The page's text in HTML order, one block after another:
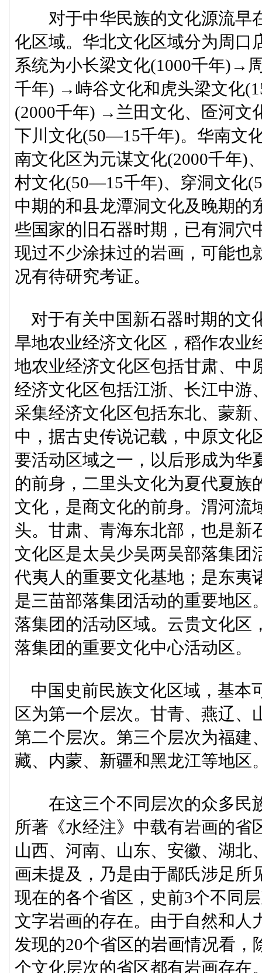
对于中华民族的文化源流早
化区域。华北文化区域分为周口
系统为小长梁文化(1000千年)→
千年) →峙谷文化和虎头梁文化
(2000千年) →兰田文化、匼河
下川文化(50—15千年)。华南文
南文化区为元谋文化(2000千年)
村文化(50—15千年)、穿洞文化
中期的和县龙潭洞文化及晚期
些国家的旧石器时期，已有洞穴
现过不少涂抹过的岩画，可能也
况有待研究考证。
对于有关中国新石器时期的文
旱地农业经济文化区，稻作农业
地农业经济文化区包括甘肃、中
经济文化区包括江浙、长江中游
采集经济文化区包括东北、蒙新
中，据古史传说记载，中原文化
要活动区域之一，以后形成为华
的前身，二里头文化为夏代夏族
文化，是商文化的前身。渭河流
头。甘肃、青海东北部，也是新
文化区是太吴少吴两吴部落集
代夷人的重要文化基地；是东夷
是三苗部落集团活动的重要地区
落集团的活动区域。云贵文化区
落集团的重要文化中心活动区。
中国史前民族文化区域，基本
区为第一个层次。甘青、燕辽、
第二个层次。第三个层次为福建
藏、内蒙、新疆和黑龙江等地区
在这三个不同层次的众多民
所著《水经注》中载有岩画的省
山西、河南、山东、安徽、湖北
画未提及，乃是由于鄙氏涉足所
现在的各个省区，史前3个不同
文字岩画的存在。由于自然和人
发现的20个省区的岩画情况看
个文化层次的省区都有岩画存在